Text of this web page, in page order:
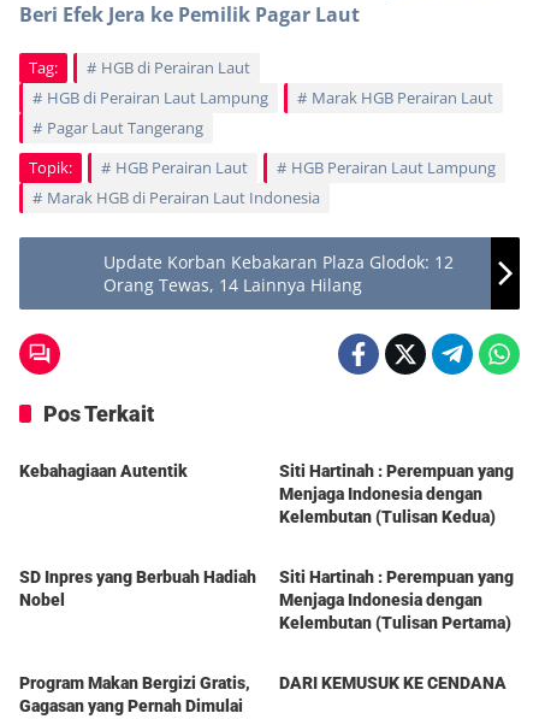
Beri Efek Jera ke Pemilik Pagar Laut
Tag:
HGB di Perairan Laut
HGB di Perairan Laut Lampung
Marak HGB Perairan Laut
Pagar Laut Tangerang
Topik:
HGB Perairan Laut
HGB Perairan Laut Lampung
Marak HGB di Perairan Laut Indonesia
Update Korban Kebakaran Plaza Glodok: 12
Orang Tewas, 14 Lainnya Hilang
Pos Terkait
Berita
Kebahagiaan Autentik
Siti Hartinah : Perempuan yang
Menjaga Indonesia dengan
Kelembutan (Tulisan Kedua)
SD Inpres yang Berbuah Hadiah
Nobel
Siti Hartinah : Perempuan yang
Menjaga Indonesia dengan
Kelembutan (Tulisan Pertama)
Program Makan Bergizi Gratis,
Gagasan yang Pernah Dimulai
DARI KEMUSUK KE CENDANA